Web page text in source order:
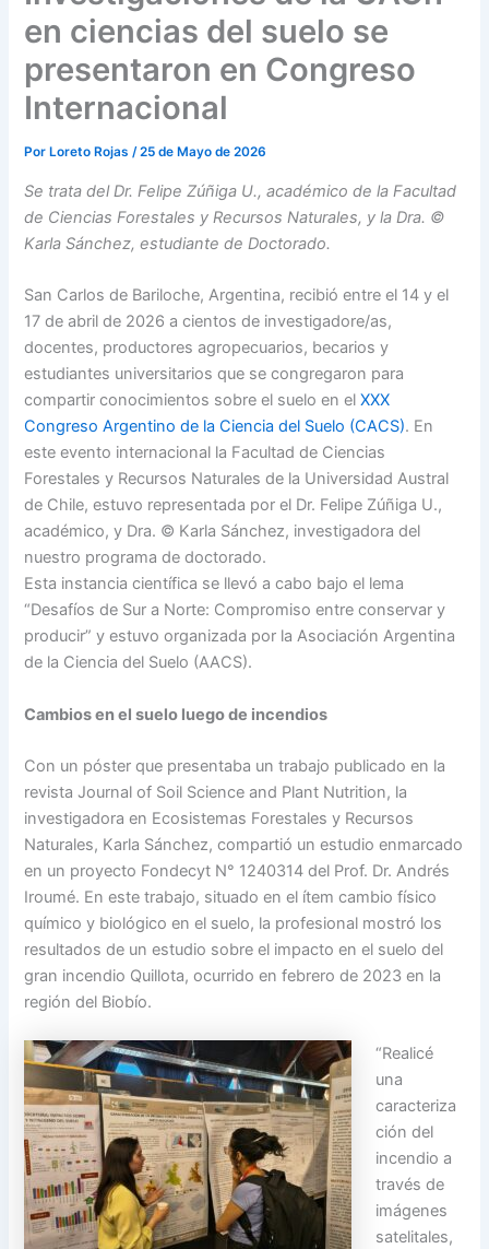
en ciencias del suelo se
presentaron en Congreso
Internacional
Por Loreto Rojas/25 de Mayo de 2026
Se trata del Dr. Felipe Zúñiga U., académico de la Facultad
de Ciencias Forestales y Recursos Naturales, y la Dra. ©
Karla Sánchez, estudiante de Doctorado.
San Carlos de Bariloche, Argentina, recibió entre el 14 y el
17 de abril de 2026 a cientos de investigadore/as,
docentes, productores agropecuarios, becarios y
estudiantes universitarios que se congregaron para
compartir conocimientos sobre el suelo en elXXX
Congreso Argentino de la Ciencia del Suelo (CACS). En
este evento internacional la Facultad de Ciencias
Forestales y Recursos Naturales de la Universidad Austral
de Chile, estuvo representada por el Dr. Felipe Zúñiga U.,
académico, y Dra. © Karla Sánchez, investigadora del
nuestro programa de doctorado.
Esta instancia científica se llevó a cabo bajo el lema
“Desafíos de Sur a Norte: Compromiso entre conservar y
producir” y estuvo organizada por la Asociación Argentina
de la Ciencia del Suelo (AACS).
Cambios en el suelo luego de incendios
Con un póster que presentaba un trabajo publicado en la
revista Journal of Soil Science and Plant Nutrition, la
investigadora en Ecosistemas Forestales y Recursos
Naturales, Karla Sánchez, compartió un estudio enmarcado
en un proyecto Fondecyt N° 1240314 del Prof. Dr. Andrés
Iroumé. En este trabajo, situado en el ítem cambio físico
químico y biológico en el suelo, la profesional mostró los
resultados de un estudio sobre el impacto en el suelo del
gran incendio Quillota, ocurrido en febrero de 2023 en la
región del Biobío.
“Realicé
una
caracteriza
ción del
incendio a
través de
imágenes
satelitales,